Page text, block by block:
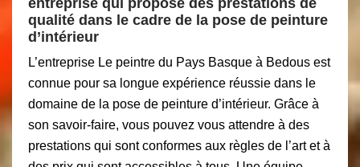
entreprise qui propose des prestations de
qualité dans le cadre de la pose de peinture
d’intérieur
L’entreprise Le peintre du Pays Basque à Bedous est
connue pour sa longue expérience réussie dans le
domaine de la pose de peinture d’intérieur. Grâce à
son savoir-faire, vous pouvez vous attendre à des
prestations qui sont conformes aux règles de l’art et à